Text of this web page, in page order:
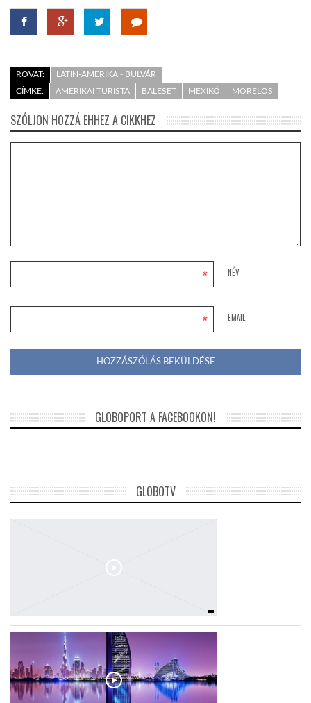
ROVAT:
LATIN-AMERIKA - BULVÁR
CÍMKE:
AMERIKAI TURISTA BALESET MEXIKÓ MORELOS
SZÓLJON HOZZÁ EHHEZ A CIKKHEZ
NÉV
*
EMAIL
*
GLOBOPORT A FACEBOOKON!
GLOBOTV